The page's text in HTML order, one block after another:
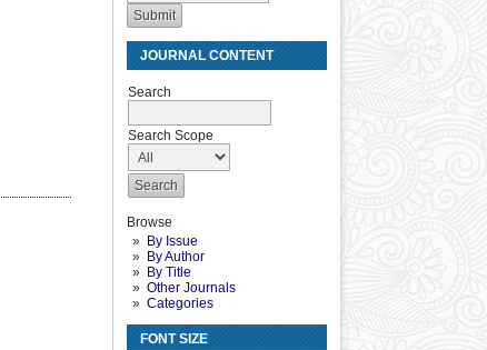
JOURNAL CONTENT
Search
Search Scope
Browse
By Issue
By Author
By Title
Other Journals
Categories
FONT SIZE